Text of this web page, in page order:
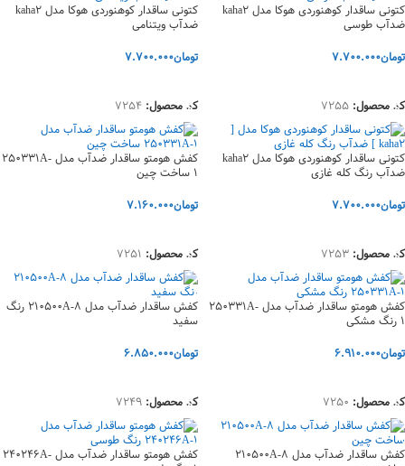
کتونی ساقدار کوهنوردی هوکا مدل kaha2
ضدآب طوسی
تومان7.700.000
کد محصول: 7255
کتونی ساقدار کوهنوردی هوکا مدل kaha2
ضدآب ویتنامی
تومان7.700.000
کد محصول: 7254
کتونی ساقدار کوهنوردی هوکا مدل kaha2
ضدآب رنگ کله غازی
تومان7.700.000
کد محصول: 7253
کفش هومتو ساقدار ضدآب مدل 250331A-
1 ساخت چین
تومان7.160.000
کد محصول: 7251
کفش هومتو ساقدار ضدآب مدل 250331A-
1 رنگ مشکی
تومان6.910.000
کد محصول: 7250
کفش ساقدار ضدآب مدل 210500A-8 رنگ
سفید
تومان6.850.000
کد محصول: 7249
کفش ساقدار ضدآب مدل 210500A-8
کفش هومتو ساقدار ضدآب مدل 240246A-